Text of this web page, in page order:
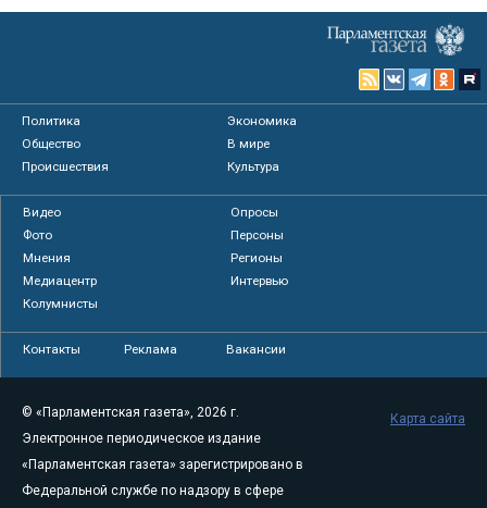
Политика
Экономика
Общество
В мире
Происшествия
Культура
Видео
Опросы
Фото
Персоны
Мнения
Регионы
Медиацентр
Интервью
Колумнисты
Контакты Реклама Вакансии
© «Парламентская газета», 2026 г.
Электронное периодическое издание
«Парламентская газета» зарегистрировано в
Федеральной службе по надзору в сфере
Карта сайта